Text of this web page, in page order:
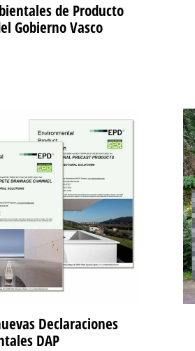
de Producto
Gobierno Vasco
Declaraciones
DAP